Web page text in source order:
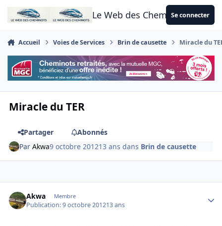
Aller au contenu
Le Web des CheminotsSe connecter
Accueil Voies de Services Brin de causette Miracle du
Miracle du TER
Partager
Abonnés
ParAkwa9 octobre 201213 ans dans Brin de causette
Akwa Membre
Publication:9 octobre 201213 ans